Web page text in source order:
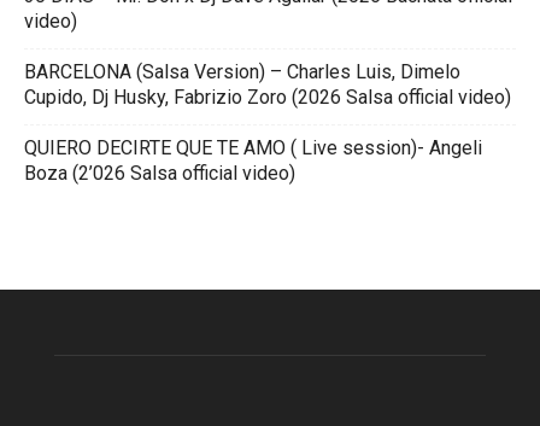
video)
BARCELONA (Salsa Version) – Charles Luis, Dimelo
Cupido, Dj Husky, Fabrizio Zoro (2026 Salsa official video)
QUIERO DECIRTE QUE TE AMO ( Live session)- Angeli
Boza (2’026 Salsa official video)